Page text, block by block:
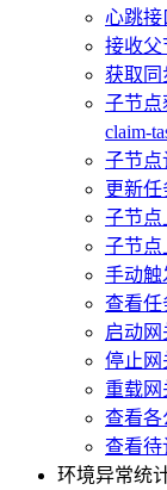
心跳接
接收父
获取同
子节点
claim-
子节点
更新
子节点
子节点
手动触
查看任
启动
停止网
重载
查看各
查看待
环境异常统